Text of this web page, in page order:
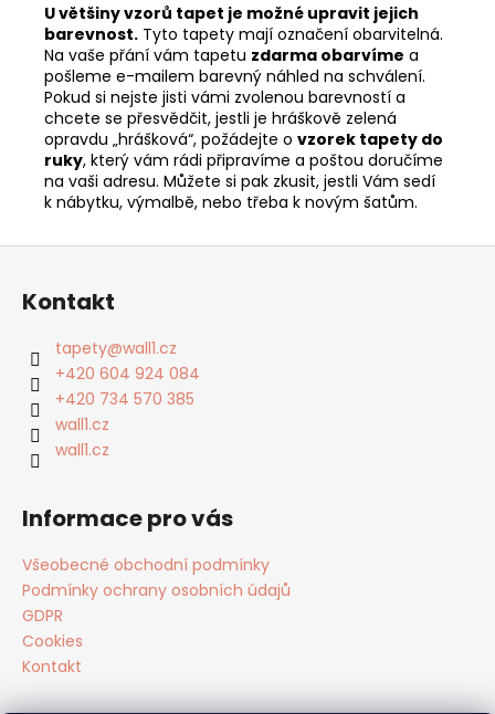
U většiny vzorů tapet je možné upravit jejich
barevnost. Tyto tapety mají označení obarvitelná.
Na vaše přání vám tapetu zdarma obarvíme a
pošleme e-mailem barevný náhled na schválení.
Pokud si nejste jisti vámi zvolenou barevností a
chcete se přesvědčit, jestli je hráškově zelená
opravdu „hrášková“, požádejte o vzorek tapety do
ruky, který vám rádi připravíme a poštou doručíme
na vaši adresu. Můžete si pak zkusit, jestli Vám sedí
k nábytku, výmalbě, nebo třeba k novým šatům.
Z
Kontakt
tapety@wall1.cz
+420 604 924 084
+420 734 570 385
wall1.cz
wall1.cz
Informace pro vás
Všeobecné obchodní podmínky
Podmínky ochrany osobních údajů
GDPR
Cookies
Kontakt